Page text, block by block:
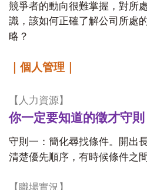
競爭者的動向很難掌握，對所
識，該如何正確了解公司所處
略？
｜個人管理｜
【人力資源】
你一定要知道的徵才守則
守則一：簡化尋找條件。開出
清楚優先順序，有時候條件之
【職場實況】